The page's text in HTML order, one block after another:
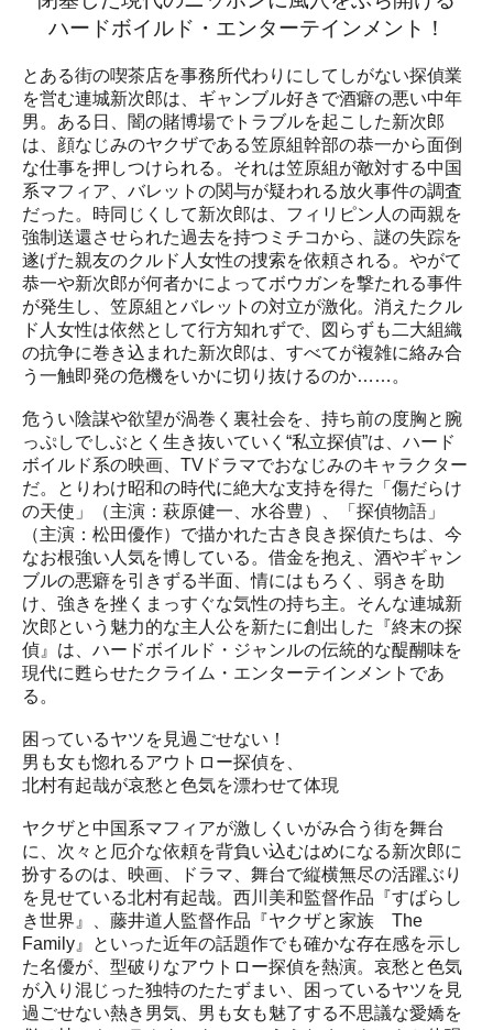
ハードボイルド・エンターテインメント！
とある街の喫茶店を事務所代わりにしてしがない探偵業
を営む連城新次郎は、ギャンブル好きで酒癖の悪い中年
男。ある日、闇の賭博場でトラブルを起こした新次郎
は、顔なじみのヤクザである笠原組幹部の恭一から面倒
な仕事を押しつけられる。それは笠原組が敵対する中国
系マフィア、バレットの関与が疑われる放火事件の調査
だった。時同じくして新次郎は、フィリピン人の両親を
強制送還させられた過去を持つミチコから、謎の失踪を
遂げた親友のクルド人女性の捜索を依頼される。やがて
恭一や新次郎が何者かによってボウガンを撃たれる事件
が発生し、笠原組とバレットの対立が激化。消えたクル
ド人女性は依然として行方知れずで、図らずも二大組織
の抗争に巻き込まれた新次郎は、すべてが複雑に絡み合
う一触即発の危機をいかに切り抜けるのか……。
危うい陰謀や欲望が渦巻く裏社会を、持ち前の度胸と腕
っぷしでしぶとく生き抜いていく“私立探偵”は、ハード
ボイルド系の映画、TVドラマでおなじみのキャラクター
だ。とりわけ昭和の時代に絶大な支持を得た「傷だらけ
の天使」（主演：萩原健一、水谷豊）、「探偵物語」
（主演：松田優作）で描かれた古き良き探偵たちは、今
なお根強い人気を博している。借金を抱え、酒やギャン
ブルの悪癖を引きずる半面、情にはもろく、弱きを助
け、強きを挫くまっすぐな気性の持ち主。そんな連城新
次郎という魅力的な主人公を新たに創出した『終末の探
偵』は、ハードボイルド・ジャンルの伝統的な醍醐味を
現代に甦らせたクライム・エンターテインメントであ
る。
困っているヤツを見過ごせない！
男も女も惚れるアウトロー探偵を、
北村有起哉が哀愁と色気を漂わせて体現
ヤクザと中国系マフィアが激しくいがみ合う街を舞台
に、次々と厄介な依頼を背負い込むはめになる新次郎に
扮するのは、映画、ドラマ、舞台で縦横無尽の活躍ぶり
を見せている北村有起哉。西川美和監督作品『すばらし
き世界』、藤井道人監督作品『ヤクザと家族 The
Family』といった近年の話題作でも確かな存在感を示し
た名優が、型破りなアウトロー探偵を熱演。哀愁と色気
が入り混じった独特のたたずまい、困っているヤツを見
過ごせない熱き男気、男も女も魅了する不思議な愛嬌を